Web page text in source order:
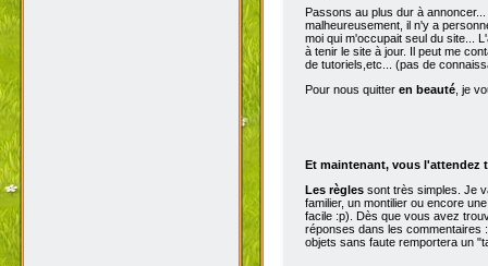
Passons au plus dur à
malheureusement, il n'y a
moi qui m'occupait seul du site...
à tenir le site à jour. Il peut me
de tutoriels,etc... (pas de
Pour nous quitter en beauté, je
Et maintenant, vous l'attendez
Les règles sont très simples. Je
familier, un montilier ou encore
facile :p). Dès que vous avez
réponses dans les commentaires
objets sans faute remportera un